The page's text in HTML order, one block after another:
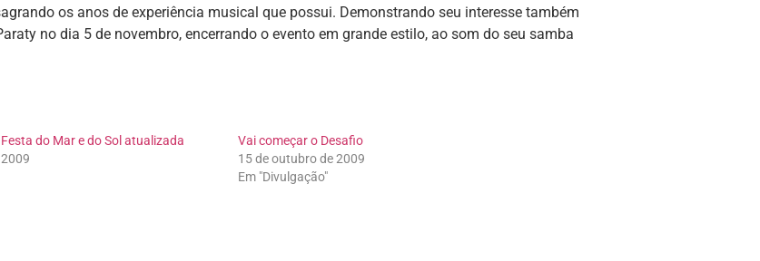
os anos de experiência musical que possui. Demonstrando seu interesse também
no dia 5 de novembro, encerrando o evento em grande estilo, ao som do seu samba
do Mar e do Sol atualizada
Vai começar o Desafio
15 de outubro de 2009
Em "Divulgação"